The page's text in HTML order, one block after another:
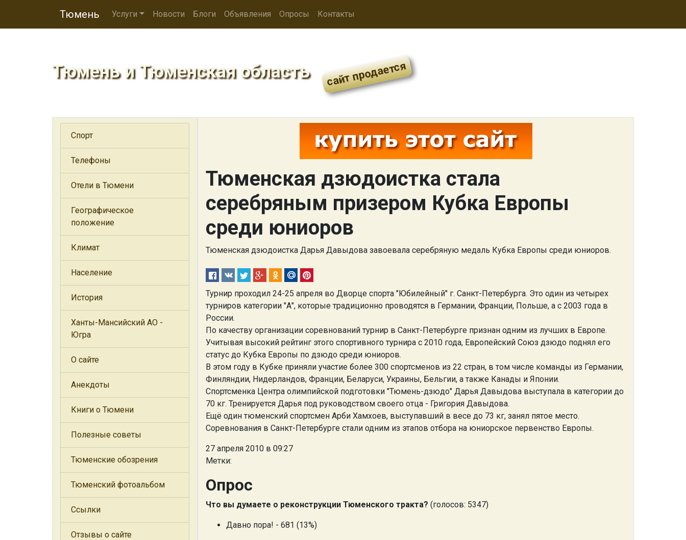
Тюмень Услуги Новости Блоги Объявления Опросы Контакты
Тюмень и Тюменская область
Тюменская дзюдоистка стала
серебряным призером Кубка Европы
среди юниоров
Тюменская дзюдоистка Дарья Давыдова завоевала серебряную медаль Кубка Европы среди юниоров.
Турнир проходил 24-25 апреля во Дворце спорта "Юбилейный" г. Санкт-Петербурга. Это один из четырех
турниров категории "А", которые традиционно проводятся в Германии, Франции, Польше, а с 2003 года в
России.
По качеству организации соревнований турнир в Санкт-Петербурге признан одним из лучших в Европе.
Учитывая высокий рейтинг этого спортивного турнира с 2010 года, Европейский Союз дзюдо поднял его
статус до Кубка Европы по дзюдо среди юниоров.
В этом году в Кубке приняли участие более 300 спортсменов из 22 стран, в том числе команды из Германии,
Финляндии, Нидерландов, Франции, Беларуси, Украины, Бельгии, а также Канады и Японии.
Спортсменка Центра олимпийской подготовки "Тюмень-дзюдо" Дарья Давыдова выступала в категории до
70 кг. Тренируется Дарья под руководством своего отца - Григория Давыдова.
Ещё один тюменский спортсмен Арби Хамхоев, выступавший в весе до 73 кг, занял пятое место.
Соревнования в Санкт-Петербурге стали одним из этапов отбора на юниорское первенство Европы.
27 апреля 2010 в 09:27
Метки:
Опрос
Что вы думаете о реконструкции Тюменского тракта? (голосов: 5347)
Давно пора! - 681 (13%)
Спорт
Телефоны
Отели в Тюмени
Географическое
положение
Климат
Население
История
Ханты-Мансийский АО -
Югра
О сайте
Анекдоты
Книги о Тюмени
Полезные советы
Тюменские обозрения
Тюменский фотоальбом
Ссылки
Отзывы о сайте